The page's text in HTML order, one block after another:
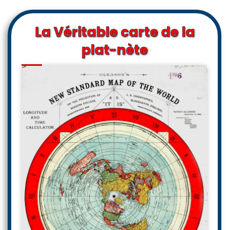
La Véritable carte de la
plat-nète